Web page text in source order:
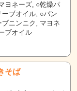
ヨネーズ, ○乾燥パ
ーブオイル, ○パン
ニンニク, マヨネ
ブオイル
そば